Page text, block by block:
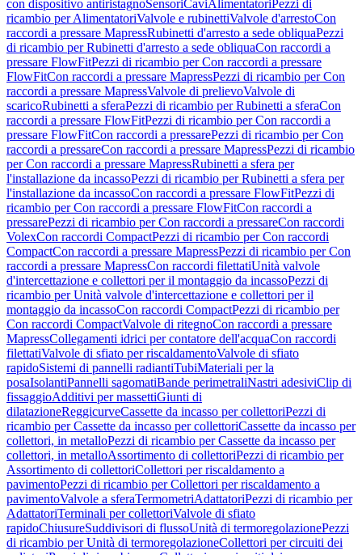
con dispositivo antiristagnoSensoriCaviAlimentatori Pezzi di
ricambio per AlimentatoriValvole e rubinettiValvole d'arrestoCon
raccordi a pressare MapressRubinetti d'arresto a sede obliquaPezzi
di ricambio per Rubinetti d'arresto a sede obliquaCon raccordi a
pressare FlowFitPezzi di ricambio per Con raccordi a pressare
FlowFitCon raccordi a pressare MapressPezzi di ricambio per Con
raccordi a pressare MapressValvole di prelievoValvole di
scaricoRubinetti a sferaPezzi di ricambio per Rubinetti a sferaCon
raccordi a pressare FlowFitPezzi di ricambio per Con raccordi a
pressare FlowFitCon raccordi a pressarePezzi di ricambio per Con
raccordi a pressareCon raccordi a pressare MapressPezzi di ricambio
per Con raccordi a pressare MapressRubinetti a sfera per
l'installazione da incassoPezzi di ricambio per Rubinetti a sfera per
l'installazione da incassoCon raccordi a pressare FlowFitPezzi di
ricambio per Con raccordi a pressare FlowFitCon raccordi a
pressarePezzi di ricambio per Con raccordi a pressareCon raccordi
VolexCon raccordi CompactPezzi di ricambio per Con raccordi
CompactCon raccordi a pressare MapressPezzi di ricambio per Con
raccordi a pressare MapressCon raccordi filettatiUnità valvole
d'intercettazione e collettori per il montaggio da incassoPezzi di
ricambio per Unità valvole d'intercettazione e collettori per il
montaggio da incassoCon raccordi CompactPezzi di ricambio per
Con raccordi CompactValvole di ritegnoCon raccordi a pressare
MapressCollegamenti idrici per contatore dell'acquaCon raccordi
filettatiValvole di sfiato per riscaldamentoValvole di sfiato
rapidoSistemi di pannelli radiantiTubiMateriali per la
posaIsolantiPannelli sagomatiBande perimetraliNastri adesiviClip di
fissaggioAdditivi per massettiGiunti di
dilatazioneReggicurveCassette da incasso per collettoriPezzi di
ricambio per Cassette da incasso per collettoriCassette da incasso per
collettori, in metalloPezzi di ricambio per Cassette da incasso per
collettori, in metalloAssortimento di collettoriPezzi di ricambio per
Assortimento di collettoriCollettori per riscaldamento a
pavimentoPezzi di ricambio per Collettori per riscaldamento a
pavimentoValvole a sferaTermometriAdattatoriPezzi di ricambio per
AdattatoriTerminali per collettoriValvole di sfiato
rapidoChiusureSuddivisori di flussoUnità di termoregolazionePezzi
di ricambio per Unità di termoregolazioneCollettori per circuiti dei